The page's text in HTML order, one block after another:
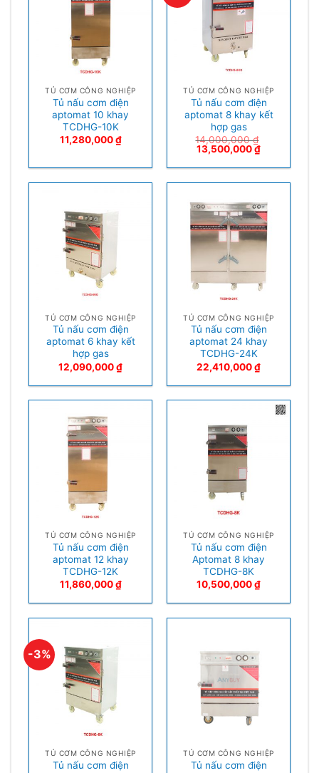
TỦ CƠM CÔNG NGHIỆP
Tủ nấu cơm điện
aptomat 10 khay
TCDHG-10K
11,280,000₫
TỦ CƠM CÔNG NGHIỆP
Tủ nấu cơm điện
aptomat 8 khay kết
hợp gas
14,000,000₫
13,500,000₫
TỦ CƠM CÔNG NGHIỆP
Tủ nấu cơm điện
aptomat 6 khay kết
hợp gas
12,090,000₫
TỦ CƠM CÔNG NGHIỆP
Tủ nấu cơm điện
aptomat 24 khay
TCDHG-24K
22,410,000₫
TỦ CƠM CÔNG NGHIỆP
Tủ nấu cơm điện
aptomat 12 khay
TCDHG-12K
11,860,000₫
TỦ CƠM CÔNG NGHIỆP
Tủ nấu cơm điện
Aptomat 8 khay
TCDHG-8K
10,500,000₫
-3%
TỦ CƠM CÔNG NGHIỆP
Tủ nấu cơm điện
TỦ CƠM CÔNG NGHIỆP
Tủ nấu cơm điện